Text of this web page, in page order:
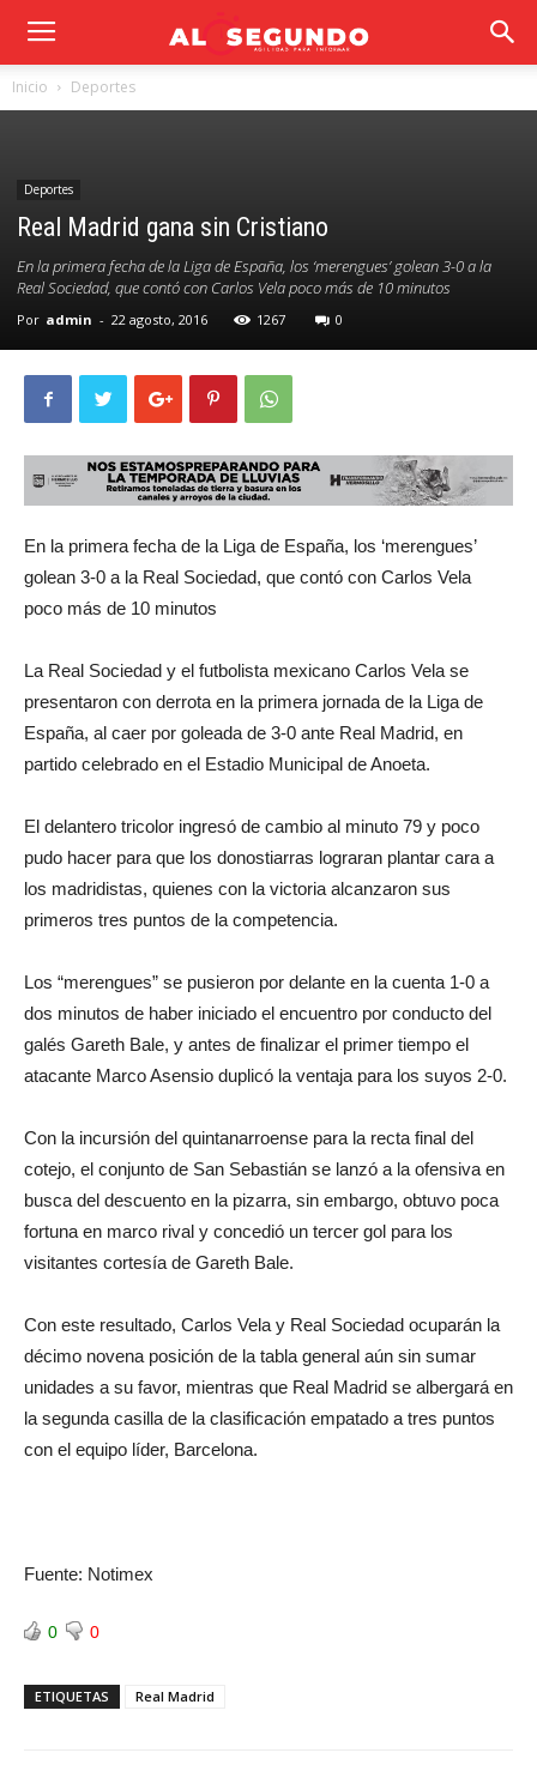
Inicio Deportes
Deportes
Real Madrid gana sin Cristiano
En la primera fecha de la Liga de España, los ‘merengues’ golean 3-0 a la
Real Sociedad, que contó con Carlos Vela poco más de 10 minutos
Por admin - 22 agosto, 2016 1267 0
En la primera fecha de la Liga de España, los ‘merengues’
golean 3-0 a la Real Sociedad, que contó con Carlos Vela
poco más de 10 minutos
La Real Sociedad y el futbolista mexicano Carlos Vela se
presentaron con derrota en la primera jornada de la Liga de
España, al caer por goleada de 3-0 ante Real Madrid, en
partido celebrado en el Estadio Municipal de Anoeta.
El delantero tricolor ingresó de cambio al minuto 79 y poco
pudo hacer para que los donostiarras lograran plantar cara a
los madridistas, quienes con la victoria alcanzaron sus
primeros tres puntos de la competencia.
Los “merengues” se pusieron por delante en la cuenta 1-0 a
dos minutos de haber iniciado el encuentro por conducto del
galés Gareth Bale, y antes de finalizar el primer tiempo el
atacante Marco Asensio duplicó la ventaja para los suyos 2-0.
Con la incursión del quintanarroense para la recta final del
cotejo, el conjunto de San Sebastián se lanzó a la ofensiva en
busca del descuento en la pizarra, sin embargo, obtuvo poca
fortuna en marco rival y concedió un tercer gol para los
visitantes cortesía de Gareth Bale.
Con este resultado, Carlos Vela y Real Sociedad ocuparán la
décimo novena posición de la tabla general aún sin sumar
unidades a su favor, mientras que Real Madrid se albergará en
la segunda casilla de la clasificación empatado a tres puntos
con el equipo líder, Barcelona.
Fuente: Notimex
0 0
ETIQUETAS Real Madrid